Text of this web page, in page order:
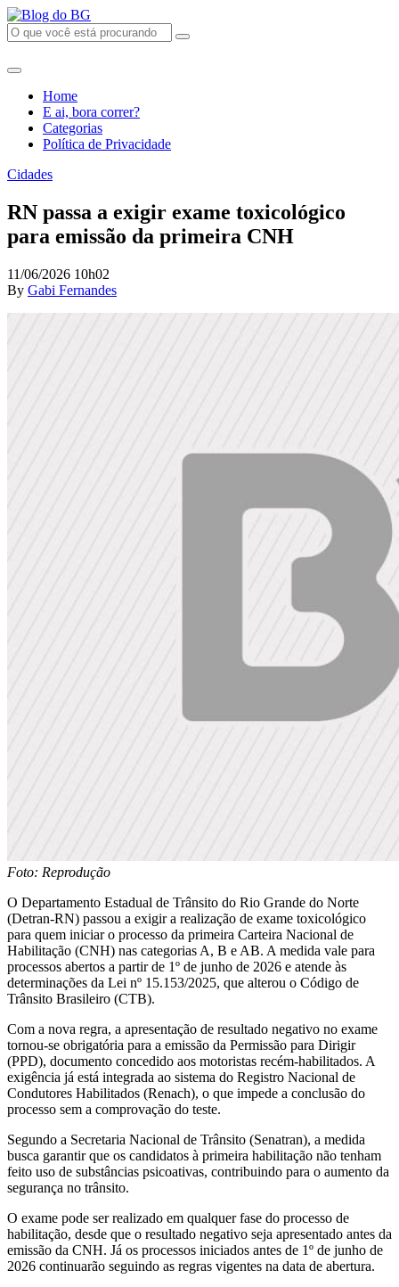
Home
E ai, bora correr?
Categorias
Política de Privacidade
Cidades
RN passa a exigir exame toxicológico
para emissão da primeira CNH
11/06/2026 10h02
By Gabi Fernandes
Foto: Reprodução
O Departamento Estadual de Trânsito do Rio Grande do Norte
(Detran-RN) passou a exigir a realização de exame toxicológico
para quem iniciar o processo da primeira Carteira Nacional de
Habilitação (CNH) nas categorias A, B e AB. A medida vale para
processos abertos a partir de 1º de junho de 2026 e atende às
determinações da Lei nº 15.153/2025, que alterou o Código de
Trânsito Brasileiro (CTB).
Com a nova regra, a apresentação de resultado negativo no exame
tornou-se obrigatória para a emissão da Permissão para Dirigir
(PPD), documento concedido aos motoristas recém-habilitados. A
exigência já está integrada ao sistema do Registro Nacional de
Condutores Habilitados (Renach), o que impede a conclusão do
processo sem a comprovação do teste.
Segundo a Secretaria Nacional de Trânsito (Senatran), a medida
busca garantir que os candidatos à primeira habilitação não tenham
feito uso de substâncias psicoativas, contribuindo para o aumento da
segurança no trânsito.
O exame pode ser realizado em qualquer fase do processo de
habilitação, desde que o resultado negativo seja apresentado antes da
emissão da CNH. Já os processos iniciados antes de 1º de junho de
2026 continuarão seguindo as regras vigentes na data de abertura.